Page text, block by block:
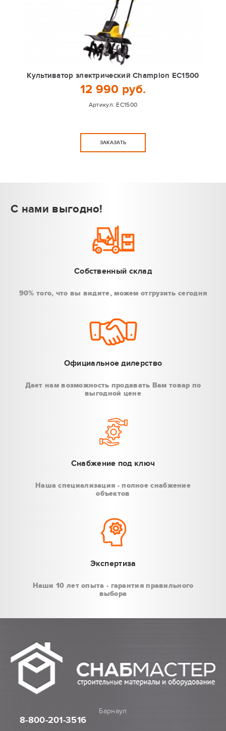
Культиватор электрический Champion EC1500
12 990 руб.
Артикул: EC1500
ЗАКАЗАТЬ
С нами выгодно!
Собственный склад
90% того, что вы видите, можем отгрузить сегодня
Официальное дилерство
Дает нам возможность продавать Вам товар по
выгодной цене
Снабжение под ключ
Наша специализация - полное снабжение
объектов
Экспертиза
Наши 10 лет опыта - гарантия правильного
выбора
Барнаул
8-800-201-3516